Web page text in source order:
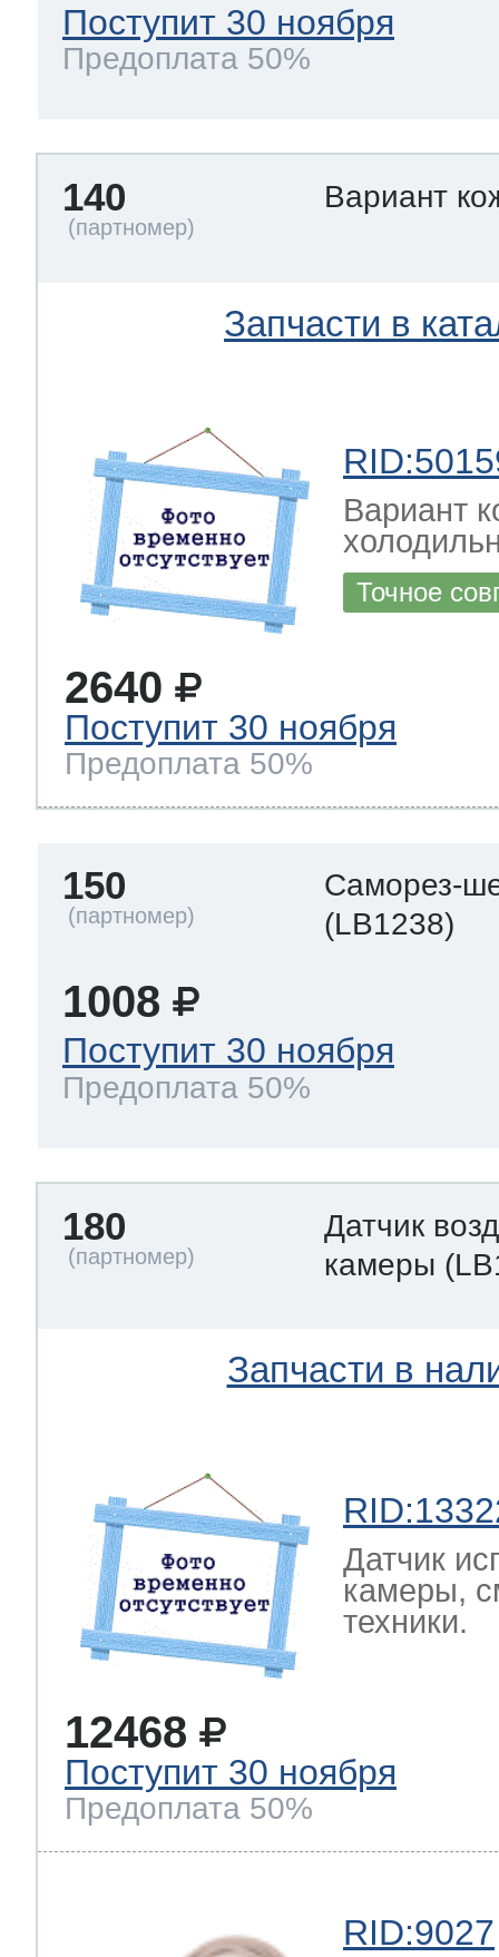
Поступит 30 ноября
Предоплата 50%
140 Вариант
Запчасти в
Вариант
Точное
2640
Поступит 30 ноября
Предоплата 50%
150
Саморез-
(LB1238)
1008
Поступит 30 ноября
Предоплата 50%
180
Датчик
камеры
Запчасти в
Датчик
камеры,
техники.
12468
Поступит 30 ноября
Предоплата 50%
RID:9027